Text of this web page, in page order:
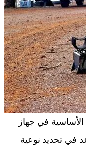
الأساسية في جهاز
في تحديد نوعية